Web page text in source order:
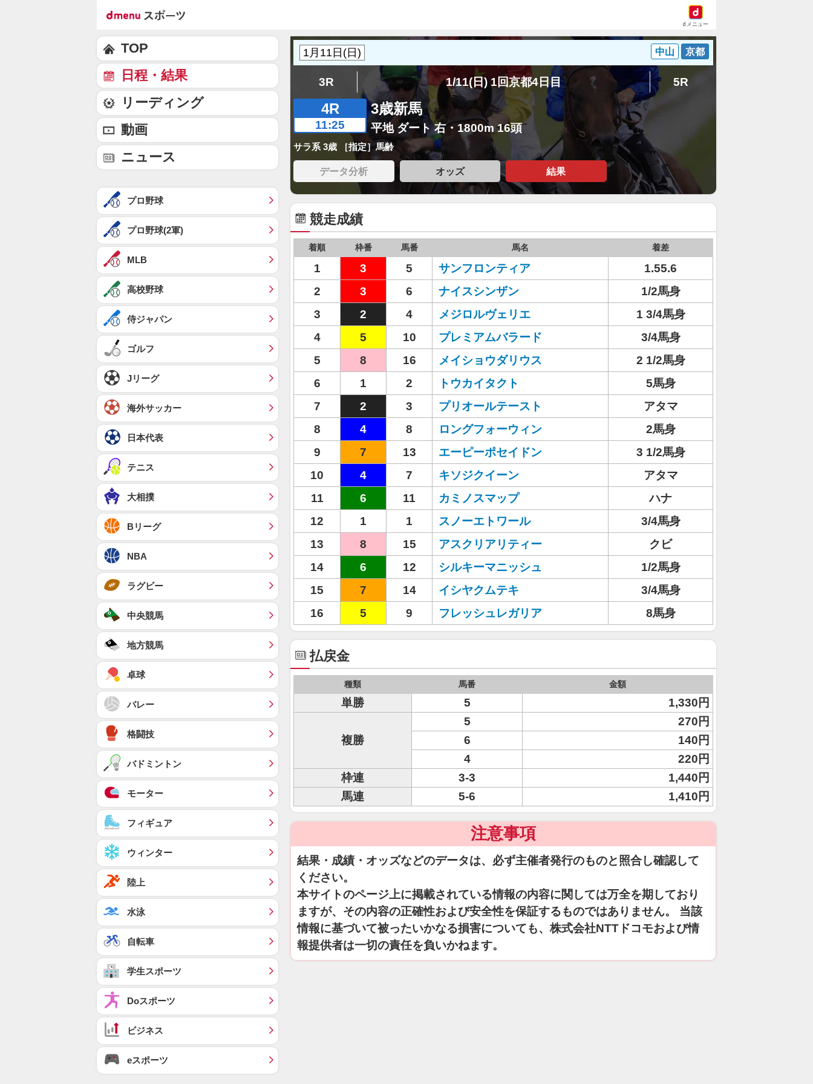
dメニュー
中山 京都
3R 1/11(日) 1回京都4日目 5R
4R
11:25
3歳新馬
平地 ダート 右・1800m 16頭
サラ系 3歳 ［指定］馬齢
データ分析 オッズ 結果
競走成績
着順 枠番 馬番 馬名 着差
1 3 5 サンフロンティア
1.55.6
2
3 6 ナイスシンザン
1/2馬身
3
2 4 メジロルヴェリエ
1 3/4馬身
4
5 10 プレミアムバラード
3/4馬身
5
8 16 メイショウダリウス
2 1/2馬身
6
1 2 トウカイタクト
5馬身
7
2 3 プリオールテースト
アタマ
8
4 8 ロングフォーウィン
2馬身
9
7 13 エーピーポセイドン
3 1/2馬身
10
4 7 キソジクイーン
アタマ
11
6 11 カミノスマップ
ハナ
12
1 1 スノーエトワール
3/4馬身
13
8 15 アスクリアリティー
クビ
14
6 12 シルキーマニッシュ
1/2馬身
15
7 14 イシヤクムテキ
3/4馬身
16
5 9 フレッシュレガリア 8馬身
払戻金
種類 馬番 金額
単勝 5 1,330円
複勝
5
270円
6
140円
4
220円
枠連
3-3
1,440円
馬連
5-6 1,410円
注意事項
結果・成績・オッズなどのデータは、必ず主催者発行のものと照合し確認して
ください。
本サイトのページ上に掲載されている情報の内容に関しては万全を期しており
ますが、その内容の正確性および安全性を保証するものではありません。 当該
情報に基づいて被ったいかなる損害についても、株式会社NTTドコモおよび情
報提供者は一切の責任を負いかねます。
TOP
日程・結果
リーディング
動画
ニュース
プロ野球
プロ野球(2軍)
MLB
高校野球
侍ジャパン
ゴルフ
Jリーグ
海外サッカー
日本代表
テニス
大相撲
Bリーグ
NBA
ラグビー
中央競馬
地方競馬
卓球
バレー
格闘技
バドミントン
モーター
フィギュア
ウィンター
陸上
水泳
自転車
学生スポーツ
Doスポーツ
ビジネス
eスポーツ